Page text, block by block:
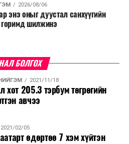
тохиолдолд эдгээр
сулруулах юм.
2026/08/06
энэ оныг дуустал санхүүгийн
горимд шилжинэ
БОЛГОХ
2021/11/18
хот 205.3 тэрбум төгрөгийн
авчээ
2021/02/05
өдөртөө 7 хэм хүйтэн